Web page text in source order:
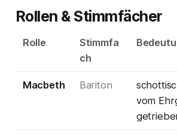
Rollen & Stimmfächer
Rolle
Stimmfa
ch
Macbeth Bariton
vom